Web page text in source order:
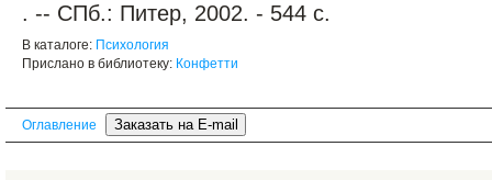
. -- СПб.: Питер, 2002. - 544 с.
В каталоге: Психология
Прислано в библиотеку: Конфетти
Оглавление